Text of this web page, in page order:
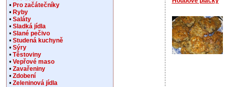
• Pro začátečníky
• Ryby
• Saláty
• Sladká jídla
• Slané pečivo
• Studená kuchyně
• Sýry
• Těstoviny
• Vepřové maso
• Zavařeniny
• Zdobení
• Zeleninová jídla